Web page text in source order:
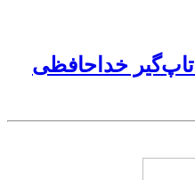
تاپ‌گیر خداحافظی